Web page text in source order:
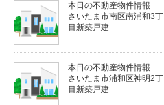
本日の不動産物件情報
さいたま市南区南浦和3丁
目新築戸建
本日の不動産物件情報
さいたま市浦和区神明2丁
目新築戸建